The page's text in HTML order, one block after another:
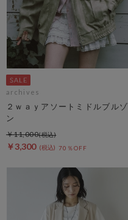
archives
２ｗａｙアソートミドルブルゾ
ン
￥3,300 70％OFF
￥11,000